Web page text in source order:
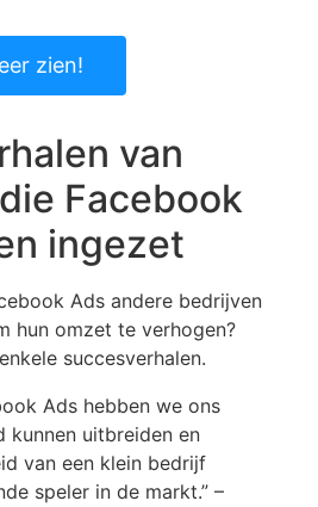
zien!
van
Facebook
ingezet
Ads andere bedrijven
hun omzet te verhogen?
succesverhalen.
Ads hebben we ons
kunnen uitbreiden en
van een klein bedrijf
speler in de markt.” –